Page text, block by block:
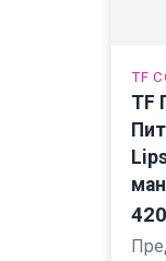
TF
TF